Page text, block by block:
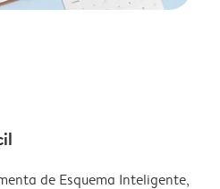
de Esquema Inteligente,